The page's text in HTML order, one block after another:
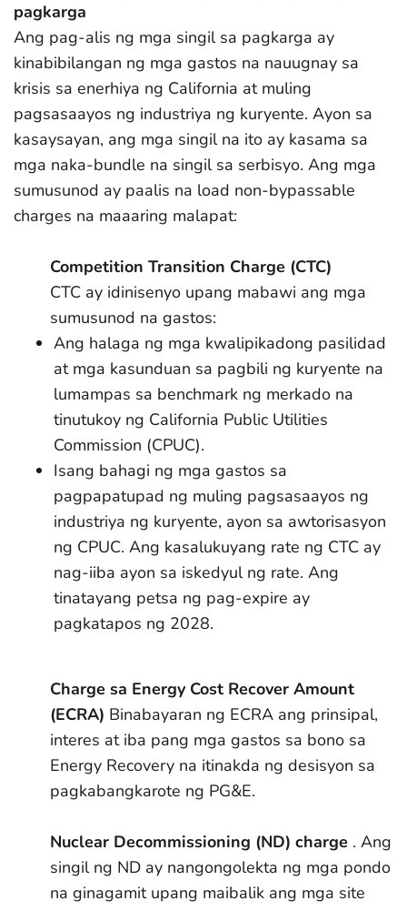
pagkarga
Ang pag-alis ng mga singil sa pagkarga ay
kinabibilangan ng mga gastos na nauugnay sa
krisis sa enerhiya ng California at muling
pagsasaayos ng industriya ng kuryente. Ayon sa
kasaysayan, ang mga singil na ito ay kasama sa
mga naka-bundle na singil sa serbisyo. Ang mga
sumusunod ay paalis na load non-bypassable
charges na maaaring malapat:
Competition Transition Charge (CTC)
CTC ay idinisenyo upang mabawi ang mga
sumusunod na gastos:
Ang halaga ng mga kwalipikadong pasilidad
at mga kasunduan sa pagbili ng kuryente na
lumampas sa benchmark ng merkado na
tinutukoy ng California Public Utilities
Commission (CPUC).
Isang bahagi ng mga gastos sa
pagpapatupad ng muling pagsasaayos ng
industriya ng kuryente, ayon sa awtorisasyon
ng CPUC. Ang kasalukuyang rate ng CTC ay
nag-iiba ayon sa iskedyul ng rate. Ang
tinatayang petsa ng pag-expire ay
pagkatapos ng 2028.
Charge sa Energy Cost Recover Amount
(ECRA) Binabayaran ng ECRA ang prinsipal,
interes at iba pang mga gastos sa bono sa
Energy Recovery na itinakda ng desisyon sa
pagkabangkarote ng PG&E.
Nuclear Decommissioning (ND) charge . Ang
singil ng ND ay nangongolekta ng mga pondo
na ginagamit upang maibalik ang mga site